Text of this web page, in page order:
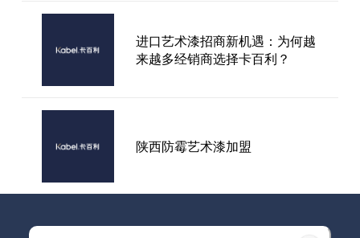
艺术漆品牌加盟哪家好？
进口艺术漆招商新机遇：为何越
来越多经销商选择卡百利？
陕西防霉艺术漆加盟